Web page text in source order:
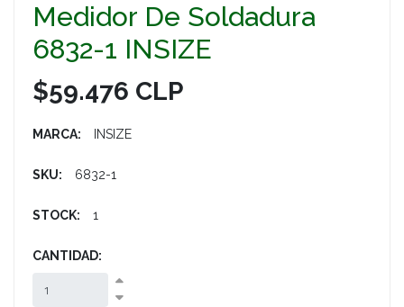
Medidor De Soldadura
6832-1 INSIZE
$59.476 CLP
MARCA: INSIZE
SKU: 6832-1
STOCK: 1
CANTIDAD: